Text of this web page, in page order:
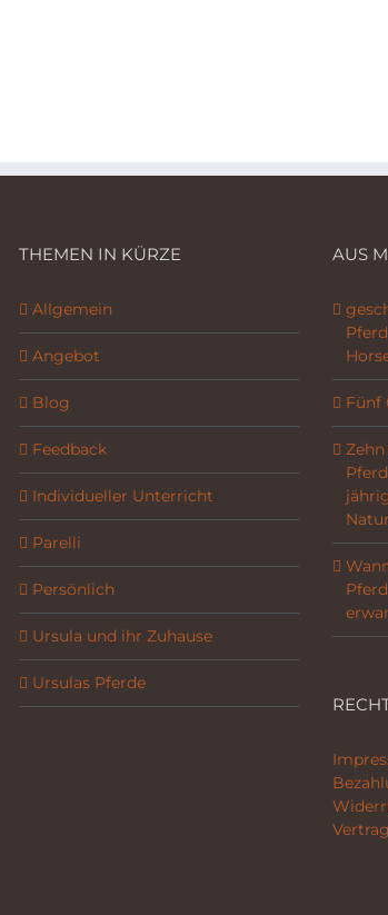
THEMEN IN KÜRZE
Allgemein
Angebot
Blog
Feedback
Individueller Unterricht
Parelli
Persönlich
Ursula und ihr Zuhause
Ursulas Pferde
AUS
Fünf